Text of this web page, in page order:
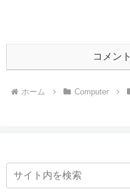
コメン
ホーム Computer